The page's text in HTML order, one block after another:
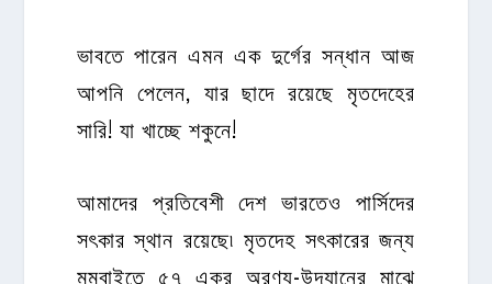
ভাবতে পারেন এমন এক দুর্গের সন্ধান আজ
আপনি পেলেন, যার ছাদে রয়েছে মৃতদেহের
সারি! যা খাচ্ছে শকুনে!
আমাদের প্রতিবেশী দেশ ভারতেওপার্সিদের
সৎকার স্থান রয়েছে৷ মৃতদেহ সৎকারের জন্য
মুম্বাইতে ৫৭ একর অরণ্য-উদ্যানের মাঝে